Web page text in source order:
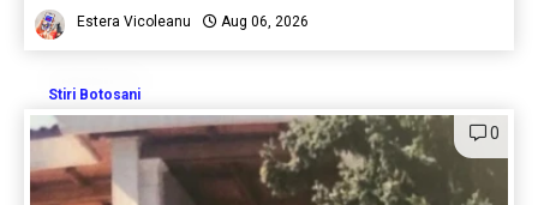
Estera Vicoleanu Aug 06, 2026
Stiri Botosani
0